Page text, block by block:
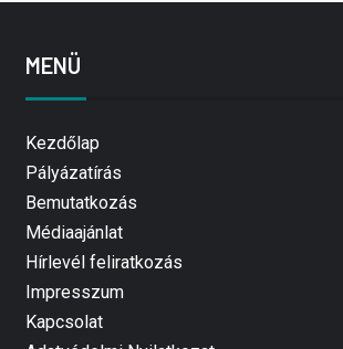
MENÜ
Kezdőlap
Pályázatírás
Bemutatkozás
Médiaajánlat
Hírlevél feliratkozás
Impresszum
Kapcsolat